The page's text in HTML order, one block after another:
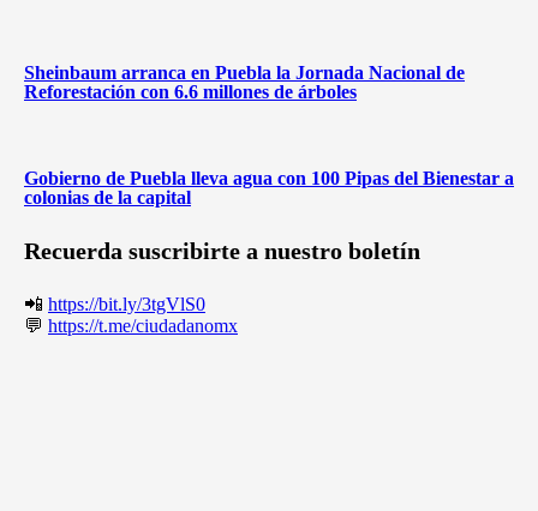
Sheinbaum arranca en Puebla la Jornada Nacional de
Reforestación con 6.6 millones de árboles
Gobierno de Puebla lleva agua con 100 Pipas del Bienestar a
colonias de la capital
Recuerda suscribirte a nuestro boletín
📲 https://bit.ly/3tgVlS0
💬 https://t.me/ciudadanomx